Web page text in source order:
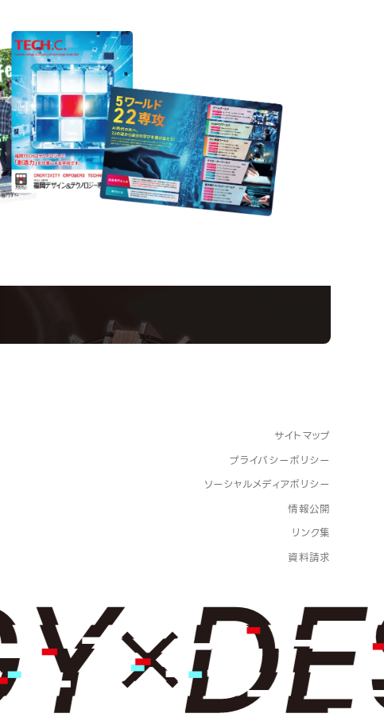
サイトマップ
プライバシーポリシー
ソーシャルメディアポリシー
情報公開
リンク集
資料請求